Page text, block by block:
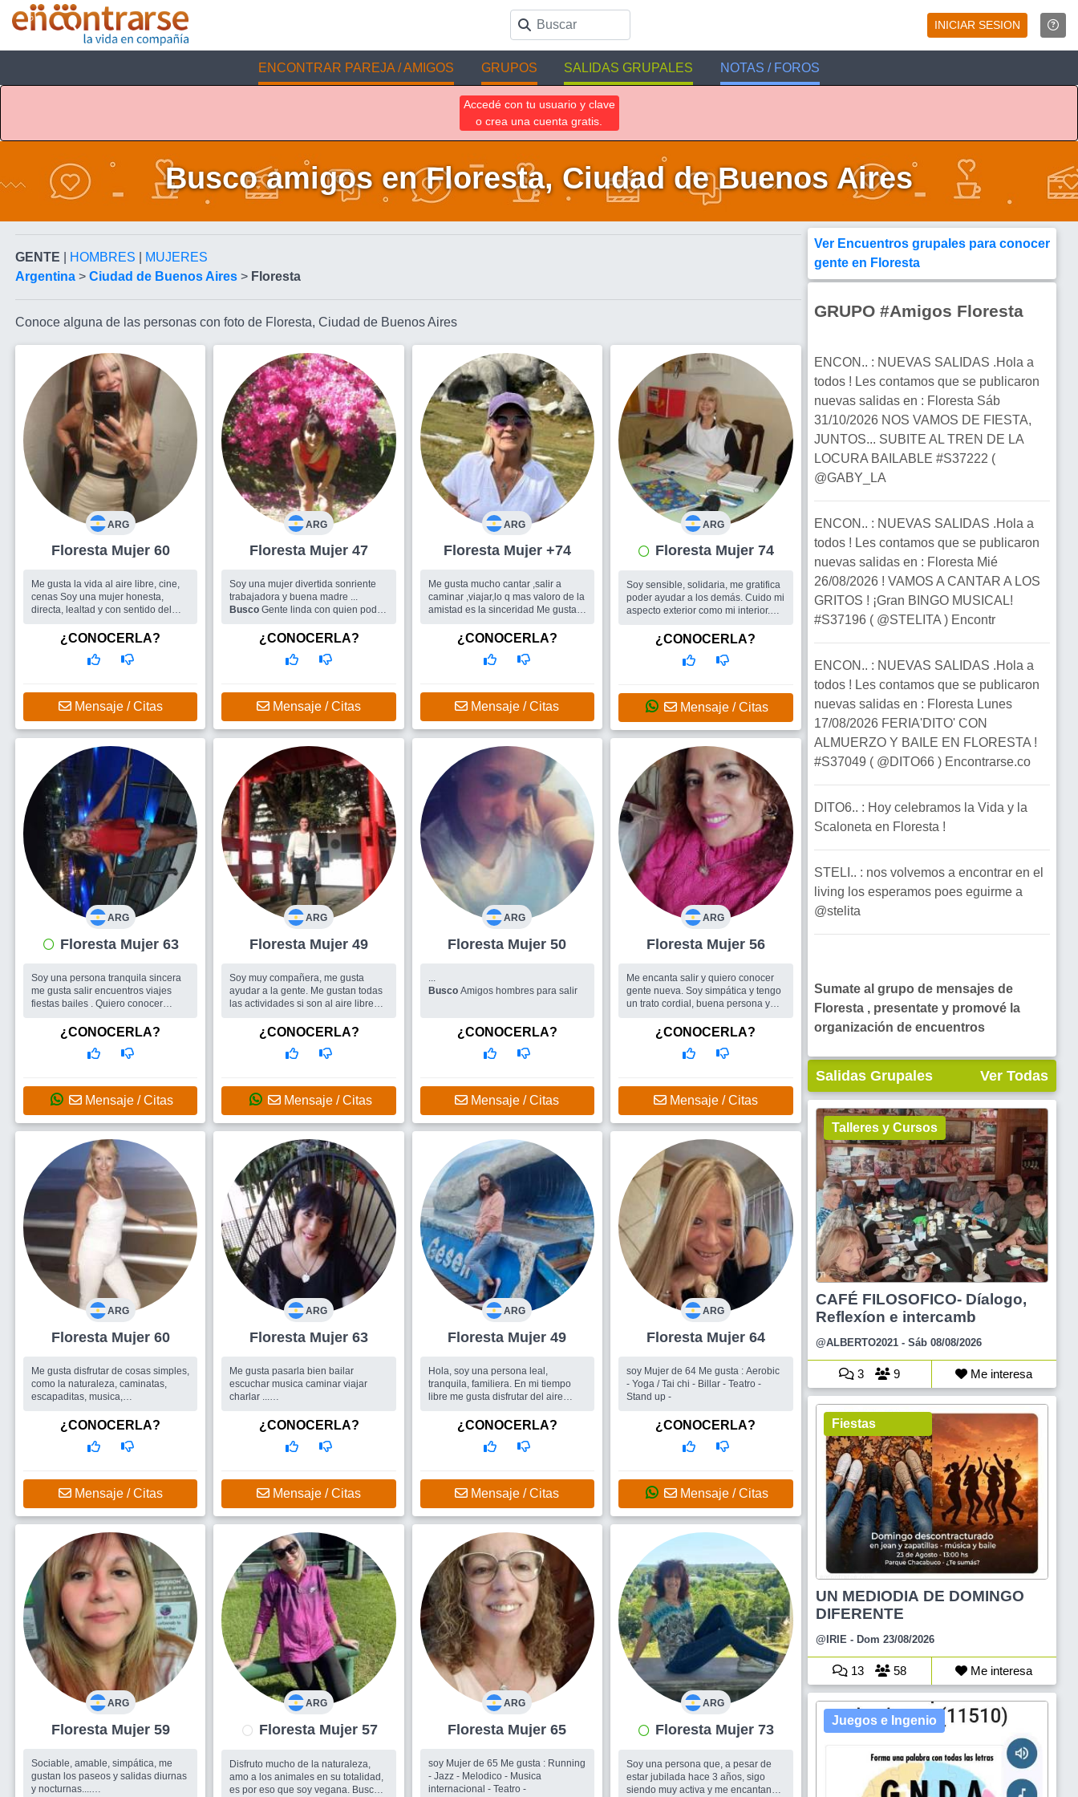
INICIAR SESION
ENCONTRAR PAREJA / AMIGOS GRUPOS SALIDAS GRUPALES NOTAS / FOROS
Accedé con tu usuario y clave
o crea una cuenta gratis.
Busco amigos en Floresta, Ciudad de Buenos Aires
GENTE HOMBRES
MUJERES
Argentina > Ciudad de Buenos Aires > Floresta
Conoce alguna de las personas con foto de Floresta, Ciudad de Buenos Aires
ARG
Floresta Mujer 60
Me gusta la vida al aire libre, cine,
cenas Soy una mujer honesta,
directa, lealtad y con sentido del
amistad y compañía....
BuscoUn hombre
¿CONOCERLA?
Mensaje / Citas
ARG
Floresta Mujer 47
Soy una mujer divertida sonriente
trabajadora y buena madre ...
BuscoGente linda con quien poder
¿CONOCERLA?
Mensaje / Citas
ARG
Floresta Mujer +74
Me gusta mucho cantar ,salir a
caminar ,viajar,lo q mas valoro de la
amistad es la sinceridad Me gusta
al burako me gusta bailar pero soy
muy mala bailando Ni me ...
Me gusta conocer personas
¿CONOCERLA?
Mensaje / Citas
ARG
Floresta Mujer 74
Soy sensible, solidaria, me gratifica
poder ayudar a los demás. Cuido mi
aspecto exterior como mi interior.
Caribe son mis preferidas. También
disfruto de las salid...
Un hombre acorde a mis
¿CONOCERLA?
Mensaje / Citas
ARG
Floresta Mujer 63
Soy una persona tranquila sincera
me gusta salir encuentros viajes
fiestas bailes . Quiero conocer
compromisos disfruto estoy mucho
de la compañía y de las charlas de
¿CONOCERLA?
Mensaje / Citas
ARG
Floresta Mujer 49
Soy muy compañera, me gusta
ayudar a la gente. Me gustan todas
las actividades si son al aire libre
Amigos para salir y un
hombre
¿CONOCERLA?
Mensaje / Citas
ARG
Floresta Mujer 50
Busco Amigos hombres para salir
¿CONOCERLA?
Mensaje / Citas
ARG
Floresta Mujer 56
Me encanta salir y quiero conocer
gente nueva. Soy simpática y tengo
un trato cordial, buena persona y
trabajo realizó actividad física en
gym, yoga con meditaci...
Me gustaría conocer gente
teatro, cenar, leer poesías o
cuentos, soy Locutora y leo
bastante.... Encontrar un amor
también, me gusta
¿CONOCERLA?
Mensaje / Citas
ARG
Floresta Mujer 60
Me gusta disfrutar de cosas simples,
como la naturaleza, caminatas,
escapaditas, musica,
BuscoActividades grupales que
me diviertan o llenen el alma son
convertir en futuras amistades. Y
si...me gustaria encontrar ese
hombre qu
¿CONOCERLA?
Mensaje / Citas
ARG
Floresta Mujer 63
Me gusta pasarla bien bailar
escuchar musica caminar viajar
charlar ...
amistades y si se da una relación
¿CONOCERLA?
Mensaje / Citas
ARG
Floresta Mujer 49
Hola, soy una persona leal,
tranquila, familiera. En mi tiempo
libre me gusta disfrutar del aire
Amigos para salir y si se
puede a un hombre tmb
¿CONOCERLA?
Mensaje / Citas
ARG
Floresta Mujer 64
soy Mujer de 64 Me gusta : Aerobic
- Yoga / Tai chi - Billar - Teatro -
Stand up -
¿CONOCERLA?
Mensaje / Citas
ARG
Floresta Mujer 59
Sociable, amable, simpática, me
gustan los paseos y salidas diurnas
y nocturnas....
ARG
Floresta Mujer 57
Disfruto mucho de la naturaleza,
amo a los animales en su totalidad,
es por eso que soy vegana. Busco
ARG
Floresta Mujer 65
soy Mujer de 65 Me gusta : Running
- Jazz - Melodico - Musica
internacional - Teatro -
ARG
Floresta Mujer 73
Soy una persona que, a pesar de
estar jubilada hace 3 años, sigo
siendo muy activa y me encantan
Ver Encuentros grupales para conocer
gente en Floresta
GRUPO #Amigos Floresta
ENCON.. : NUEVAS SALIDAS .Hola a
todos ! Les contamos que se publicaron
nuevas salidas en : Floresta Sáb
31/10/2026 NOS VAMOS DE FIESTA,
JUNTOS... SUBITE AL TREN DE LA
LOCURA BAILABLE #S37222 (
@GABY_LA
ENCON.. : NUEVAS SALIDAS .Hola a
todos ! Les contamos que se publicaron
nuevas salidas en : Floresta Mié
26/08/2026 ! VAMOS A CANTAR A LOS
GRITOS ! ¡Gran BINGO MUSICAL!
#S37196 ( @STELITA ) Encontr
ENCON.. : NUEVAS SALIDAS .Hola a
todos ! Les contamos que se publicaron
nuevas salidas en : Floresta Lunes
17/08/2026 FERIA'DITO' CON
ALMUERZO Y BAILE EN FLORESTA !
#S37049 ( @DITO66 ) Encontrarse.co
DITO6.. : Hoy celebramos la Vida y la
Scaloneta en Floresta !
STELI.. : nos volvemos a encontrar en el
living los esperamos poes eguirme a
@stelita
Sumate al grupo de mensajes de
Floresta , presentate y promové la
organización de encuentros
Salidas Grupales Ver Todas
Talleres y Cursos
CAFÉ FILOSOFICO- Díalogo,
Reflexíon e intercamb
@ALBERTO2021- Sáb 08/08/2026
3 9 Me interesa
Fiestas
UN MEDIODIA DE DOMINGO
DIFERENTE
@IRIE - Dom 23/08/2026
13 58 Me interesa
Juegos e Ingenio